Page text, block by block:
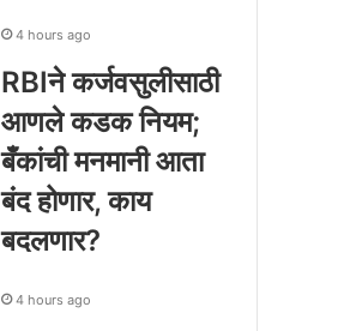
4 hours ago
RBIने कर्जवसुलीसाठी
आणले कडक नियम;
बँकांची मनमानी आता
बंद होणार, काय
बदलणार?
4 hours ago